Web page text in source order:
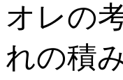
オレの
れの積